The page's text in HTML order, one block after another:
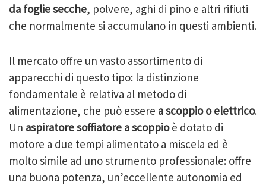
da foglie secche, polvere, aghi di pino e altri rifiuti
che normalmente si accumulano in questi ambienti.
Il mercato offre un vasto assortimento di
apparecchi di questo tipo: la distinzione
fondamentale è relativa al metodo di
alimentazione, che può essere a scoppio o elettrico.
Un aspiratore soffiatore a scoppioè dotato di
motore a due tempi alimentato a miscela ed è
molto simile ad uno strumento professionale: offre
una buona potenza, un’eccellente autonomia ed